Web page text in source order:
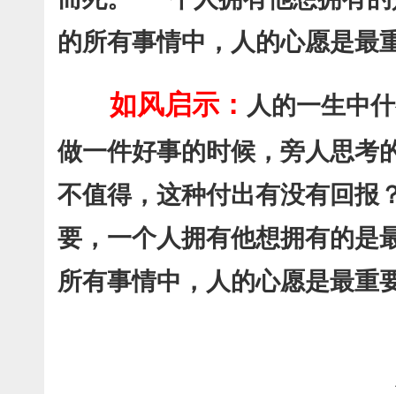
的所有事情中，人的心愿是最
如风启示： 人的一生中
做一件好事的时候，旁人思考
不值得，这种付出有没有回报
要，一个人拥有他想拥有的是
所有事情中，人的心愿是最重